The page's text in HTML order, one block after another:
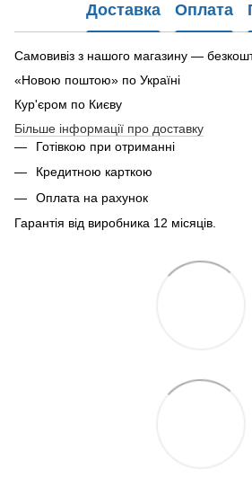
Доставка Оплата
Самовивіз з нашого магазину —
«Новою поштою» по Україні
Кур'єром по Києву
Більше інформації про доставку
Готівкою при отриманні
Кредитною карткою
Оплата на рахунок
Гарантія від виробника 12 місяців.